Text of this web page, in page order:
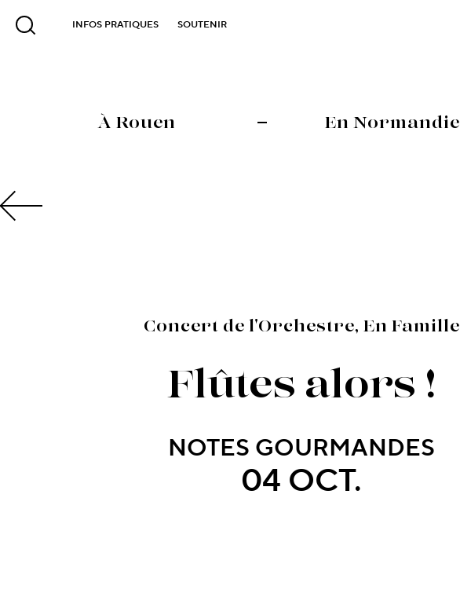
INFOS PRATIQUES SOUTENIR
À Rouen En Normandie
Concert de l'Orchestre, En Famille
Flûtes alors !
NOTES GOURMANDES
04 OCT.